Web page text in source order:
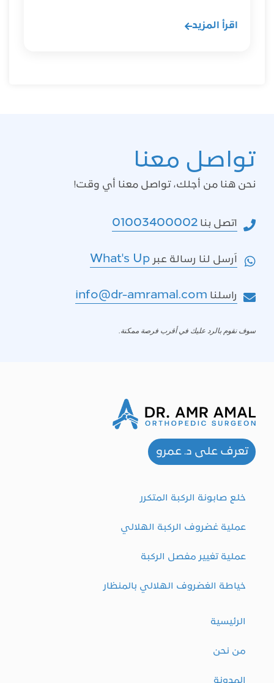
اقرأ المزيد
تواصل معنا
نحن هنا من أجلك، تواصل معنا أي وقت!
اتصل بنا 01003400002
اَرسل لنا رسالة عبر What's Up
راسلنا info@dr-amramal.com
سوف نقوم بالرد عليك في أقرب فرصة ممكنة.
تعرف على د. عمرو
خلع صابونة الركبة المتكرر
عملية غضروف الركبة الهلالي
عملية تغيير مفصل الركبة
خياطة الغضروف الهلالي بالمنظار
الرئيسية
من نحن
المدونة